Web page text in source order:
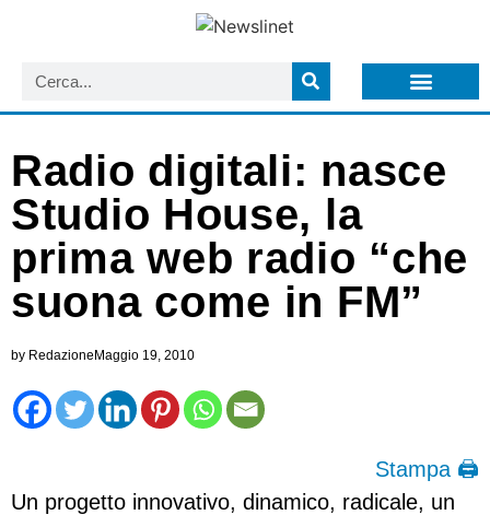
Radio digitali: nasce
Studio House, la
prima web radio “che
suona come in FM”
by RedazioneMaggio 19, 2010
Stampa 🖨
Un progetto innovativo, dinamico, radicale, un